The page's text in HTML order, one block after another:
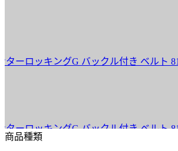
ッキングG バックル付き ベルト
ッキングG バックル付き ベルト
商品種類